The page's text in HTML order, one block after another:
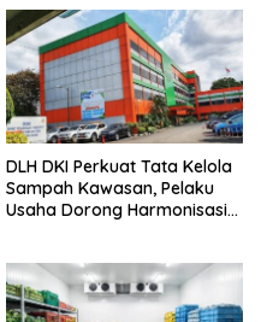
DLH DKI Perkuat Tata Kelola
Sampah Kawasan, Pelaku
Usaha Dorong Harmonisasi